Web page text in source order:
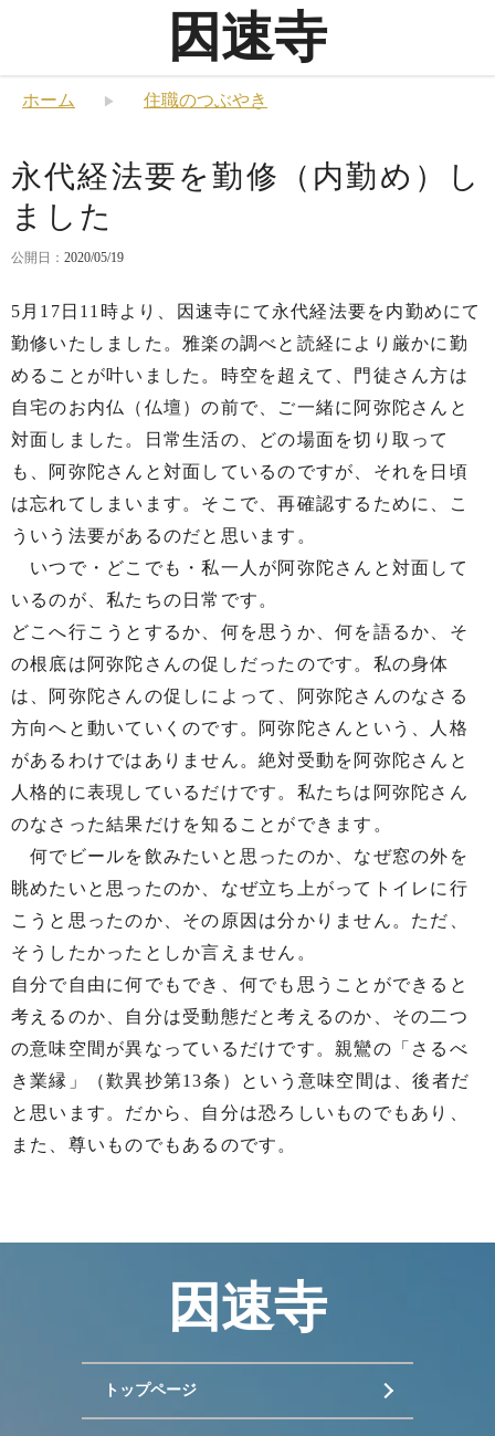
因速寺
ホーム 住職のつぶやき
永代経法要を勤修（内勤め）し
ました
公開日： 2020/05/19
5月17日11時より、因速寺にて永代経法要を内勤めにて
勤修いたしました。雅楽の調べと読経により厳かに勤
めることが叶いました。時空を超えて、門徒さん方は
自宅のお内仏（仏壇）の前で、ご一緒に阿弥陀さんと
対面しました。日常生活の、どの場面を切り取って
も、阿弥陀さんと対面しているのですが、それを日頃
は忘れてしまいます。そこで、再確認するために、こ
ういう法要があるのだと思います。
いつで・どこでも・私一人が阿弥陀さんと対面して
いるのが、私たちの日常です。
どこへ行こうとするか、何を思うか、何を語るか、そ
の根底は阿弥陀さんの促しだったのです。私の身体
は、阿弥陀さんの促しによって、阿弥陀さんのなさる
方向へと動いていくのです。阿弥陀さんという、人格
があるわけではありません。絶対受動を阿弥陀さんと
人格的に表現しているだけです。私たちは阿弥陀さん
のなさった結果だけを知ることができます。
何でビールを飲みたいと思ったのか、なぜ窓の外を
眺めたいと思ったのか、なぜ立ち上がってトイレに行
こうと思ったのか、その原因は分かりません。ただ、
そうしたかったとしか言えません。
自分で自由に何でもでき、何でも思うことができると
考えるのか、自分は受動態だと考えるのか、その二つ
の意味空間が異なっているだけです。親鸞の「さるべ
き業縁」（歎異抄第13条）という意味空間は、後者だ
と思います。だから、自分は恐ろしいものでもあり、
また、尊いものでもあるのです。
因速寺
トップページ